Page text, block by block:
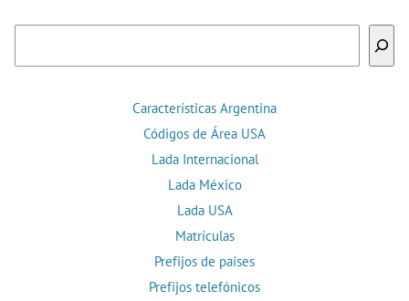
Características Argentina
Códigos de Área USA
Lada Internacional
Lada México
Lada USA
Matrículas
Prefijos de países
Prefijos telefónicos